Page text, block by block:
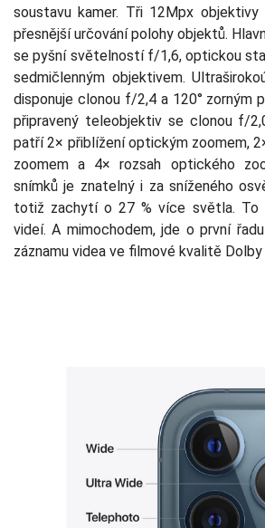
soustavu kamer. Tři 12Mpx objektivy
přesnější určování polohy objektů.
se pyšní světelností f/1,6, optickou
sedmičlenným objektivem.
disponuje clonou f/2,4 a 120° zorným
připravený teleobjektiv se clonou f/
patří 2× přiblížení optickým zoomem,
zoomem a 4× rozsah optického
snímků je znatelný i za sníženého
totiž zachytí o 27 % více světla. To
videí. A mimochodem, jde o první
záznamu videa ve filmové kvalitě Dolby